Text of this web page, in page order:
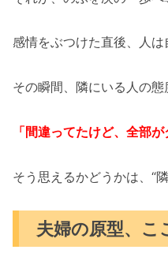
感情をぶつけた直後、人は
その瞬間、隣にいる人の態
「間違ってたけど、全部
そう思えるかどうかは、“
夫婦の原型、こ